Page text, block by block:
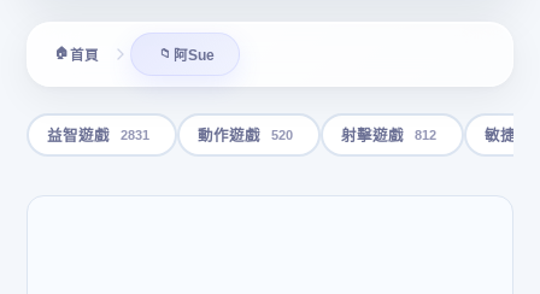
🏠首頁 📁 阿Sue
益智遊戲 2831 動作遊戲 520 射擊遊戲 812 敏捷遊